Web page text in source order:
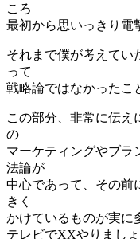
ころ
最初から思いっきり電
それまで僕が考えてい
って
戦略論ではなかったこ
この部分、非常に伝え
の
マーケティングやブラ
法論が
中心であって、その前
きく
かけているものが実に
テレビでXXやりまし